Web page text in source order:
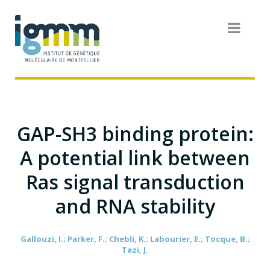
GAP-SH3 binding protein:
A potential link between
Ras signal transduction
and RNA stability
Gallouzi, I.; Parker, F.; Chebli, K.; Labourier, E.; Tocque, B.;
Tazi, J.